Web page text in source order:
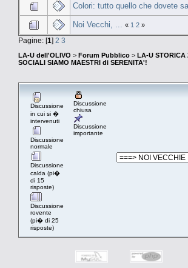
Colori: tutto quello che dovete
Noi Vecchi, ... « 1 2 »
Pagine: [1] 2 3
LA-U dell'OLIVO > Forum Pubblico > LA-U STORICA
SOCIALI SIAMO MAESTRI di SERENITA'!
Discussione
in cui si �
intervenuti
Discussione
normale
Discussione
calda (pi�
di 15
risposte)
Discussione
rovente
(pi� di 25
risposte)
Discussione
chiusa
Discussione
importante